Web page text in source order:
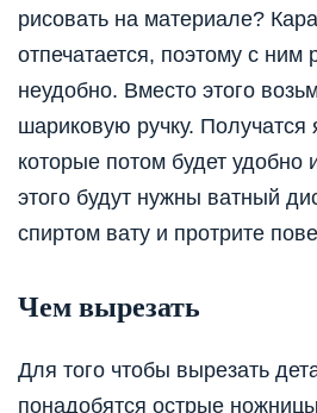
рисовать на материале?
отпечатается, поэтому с ним
неудобно. Вместо этого
шариковую ручку. Получатся
которые потом будет удобно
этого будут нужны ватный
спиртом вату и протрите
Чем вырезать
Для того чтобы вырезать
понадобятся острые